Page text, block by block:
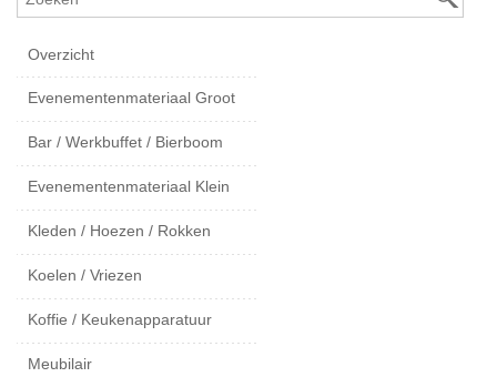
Overzicht
Evenementenmateriaal Groot
Bar / Werkbuffet / Bierboom
Evenementenmateriaal Klein
Kleden / Hoezen / Rokken
Koelen / Vriezen
Koffie / Keukenapparatuur
Meubilair